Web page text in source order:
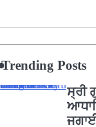
Trending Posts
ਸ੍ਰੀ